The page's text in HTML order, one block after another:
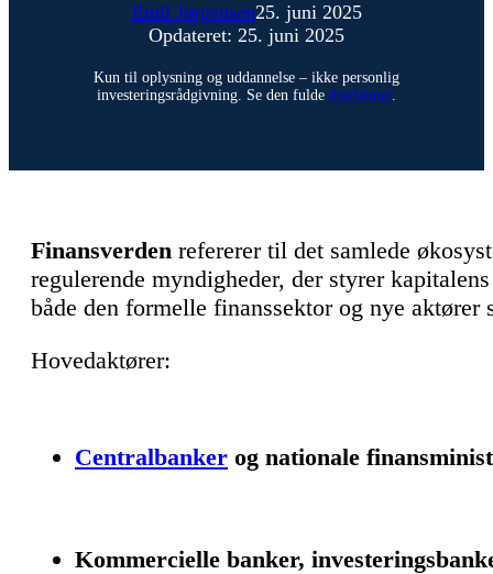
Emil Jørgensen25. juni 2025
Opdateret: 25. juni 2025
Kun til oplysning og uddannelse – ikke personlig
investeringsrådgivning. Se den fulde disclaimer.
Finansverden refererer til det samlede
regulerende myndigheder, der styrer
både den formelle finanssektor og nye aktører
Hovedaktører:
Centralbanker og nationale
Kommercielle banker,